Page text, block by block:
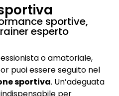
sportive,
esperto
o amatoriale,
puoi essere seguito nel
sportiva. Un’adeguata
per